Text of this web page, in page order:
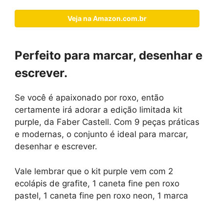
Veja na Amazon.com.br
Perfeito para marcar, desenhar e
escrever.
Se você é apaixonado por roxo, então
certamente irá adorar a edição limitada kit
purple, da Faber Castell. Com 9 peças práticas
e modernas, o conjunto é ideal para marcar,
desenhar e escrever.
Vale lembrar que o kit purple vem com 2
ecolápis de grafite, 1 caneta fine pen roxo
pastel, 1 caneta fine pen roxo neon, 1 marca